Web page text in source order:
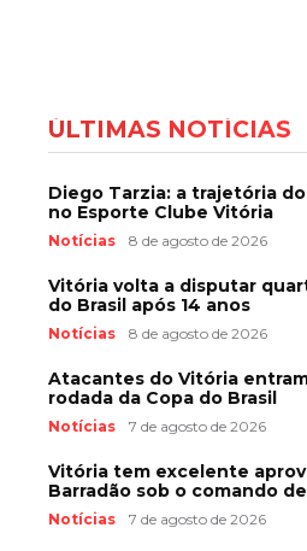
ÚLTIMAS NOTÍCIAS
Diego Tarzia: a trajetória
no Esporte Clube Vitória
Notícias 8 de agosto de 2026
Vitória volta a disputar
do Brasil após 14 anos
Notícias 8 de agosto de 2026
Atacantes do Vitória
rodada da Copa do Brasil
Notícias 7 de agosto de 2026
Vitória tem excelente
Barradão sob o comando
Notícias 7 de agosto de 2026